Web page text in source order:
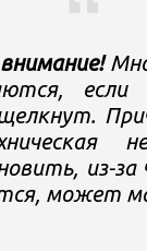
если
из-
может